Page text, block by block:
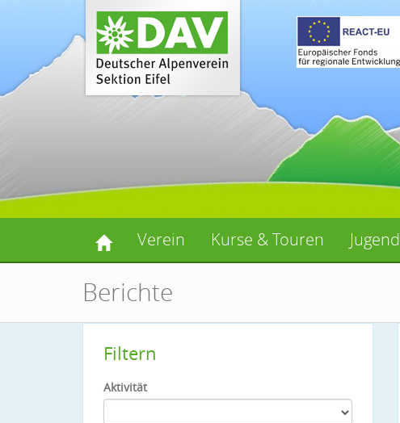
Verein Kurse & Touren Jugend
Berichte
Filtern
Aktivität